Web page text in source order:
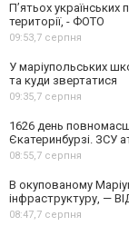
П’ятьох українських
території, - ФОТО
09:53,7 серпня
У маріупольських
та куди звертатися
09:35,7 серпня
1626 день
Єкатеринбурзі. ЗСУ
08:55,7 серпня
В окупованому
інфраструктуру, —
08:47,7 серпня